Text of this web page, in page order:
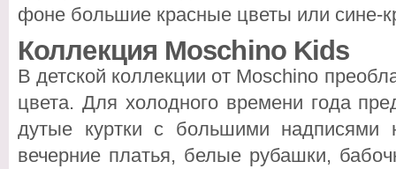
фоне большие красные цветы или сине-
Коллекция Moschino Kids
В детской коллекции от Moschino
цвета. Для холодного времени года
дутые куртки с большими
вечерние платья, белые рубашки,